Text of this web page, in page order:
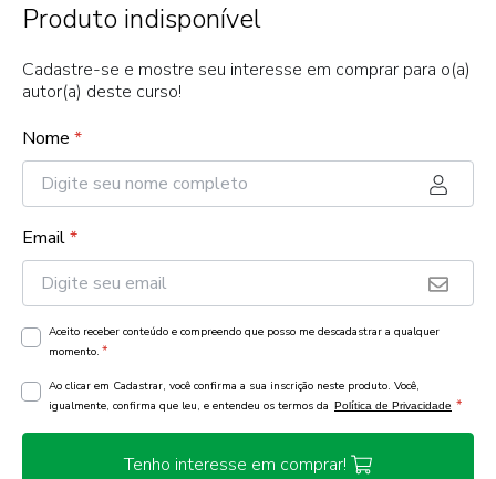
Produto indisponível
Cadastre-se e mostre seu interesse em comprar para o(a)
autor(a) deste curso!
Nome *
Email*
Aceito receber conteúdo e compreendo que posso me descadastrar a qualquer
momento. *
Ao clicar em Cadastrar, você confirma a sua inscrição neste produto. Você,
igualmente, confirma que leu, e entendeu os termos da Política de Privacidade *
Tenho interesse em comprar!